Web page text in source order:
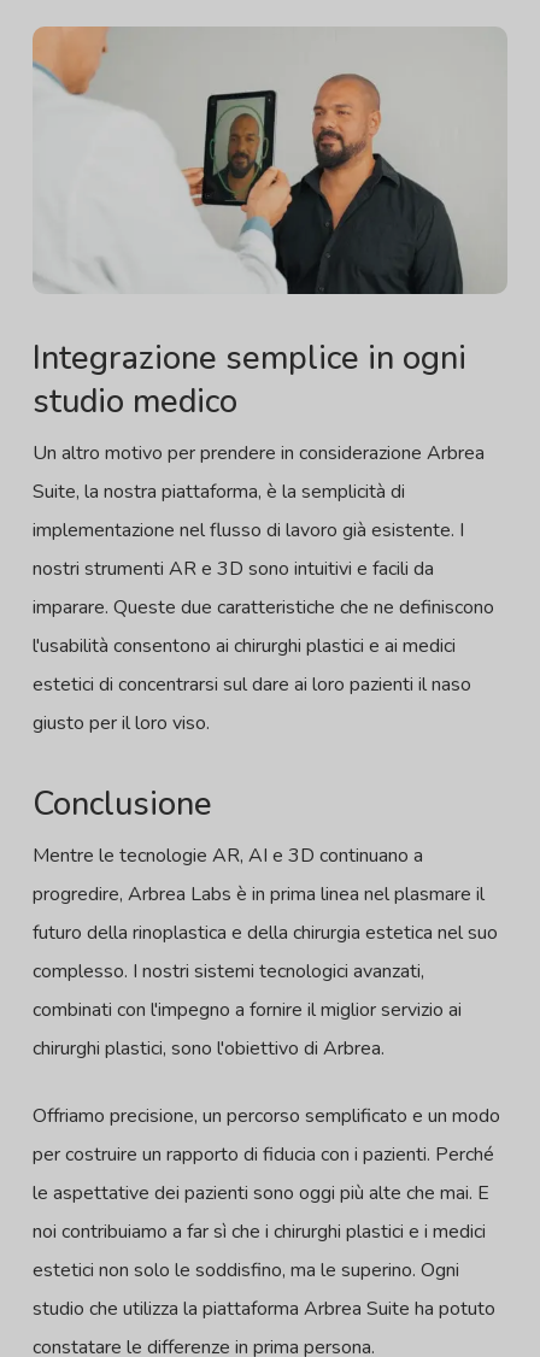
Integrazione semplice in ogni
studio medico
Un altro motivo per prendere in considerazione Arbrea
Suite, la nostra piattaforma, è la semplicità di
implementazione nel flusso di lavoro già esistente. I
nostri strumenti AR e 3D sono intuitivi e facili da
imparare. Queste due caratteristiche che ne definiscono
l'usabilità consentono ai chirurghi plastici e ai medici
estetici di concentrarsi sul dare ai loro pazienti il naso
giusto per il loro viso.
Conclusione
Mentre le tecnologie AR, AI e 3D continuano a
progredire, Arbrea Labs è in prima linea nel plasmare il
futuro della rinoplastica e della chirurgia estetica nel suo
complesso. I nostri sistemi tecnologici avanzati,
combinati con l'impegno a fornire il miglior servizio ai
chirurghi plastici, sono l'obiettivo di Arbrea.
Offriamo precisione, un percorso semplificato e un modo
per costruire un rapporto di fiducia con i pazienti. Perché
le aspettative dei pazienti sono oggi più alte che mai. E
noi contribuiamo a far sì che i chirurghi plastici e i medici
estetici non solo le soddisfino, ma le superino. Ogni
studio che utilizza la piattaforma Arbrea Suite ha potuto
constatare le differenze in prima persona.